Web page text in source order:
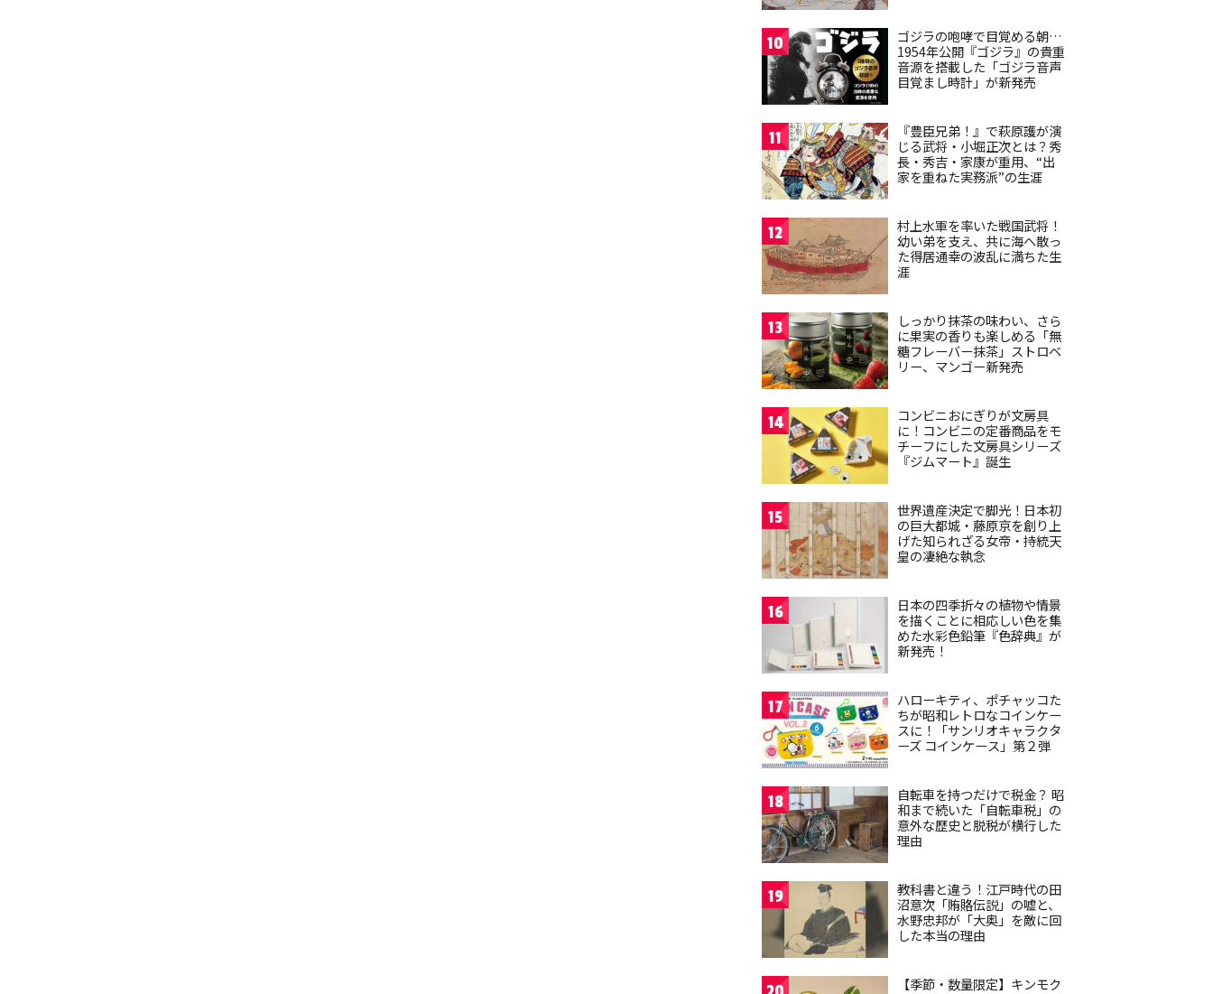
10
ゴジラの咆哮で目覚める朝…
1954年公開『ゴジラ』の貴重
音源を搭載した「ゴジラ音声
目覚まし時計」が新発売
11
『豊臣兄弟！』で萩原護が演
じる武将・小堀正次とは？秀
長・秀吉・家康が重用、“出
家を重ねた実務派”の生涯
12
村上水軍を率いた戦国武将！
幼い弟を支え、共に海へ散っ
た得居通幸の波乱に満ちた生
涯
13
しっかり抹茶の味わい、さら
に果実の香りも楽しめる「無
糖フレーバー抹茶」ストロベ
リー、マンゴー新発売
14
コンビニおにぎりが文房具
に！コンビニの定番商品をモ
チーフにした文房具シリーズ
『ジムマート』誕生
15
世界遺産決定で脚光！日本初
の巨大都城・藤原京を創り上
げた知られざる女帝・持統天
皇の凄絶な執念
16
日本の四季折々の植物や情景
を描くことに相応しい色を集
めた水彩色鉛筆『色辞典』が
新発売！
17
ハローキティ、ポチャッコた
ちが昭和レトロなコインケー
スに！「サンリオキャラクタ
ーズ コインケース」第２弾
18
自転車を持つだけで税金？ 昭
和まで続いた「自転車税」の
意外な歴史と脱税が横行した
理由
19
教科書と違う！江戸時代の田
沼意次「賄賂伝説」の嘘と、
水野忠邦が「大奥」を敵に回
した本当の理由
【季節・数量限定】キンモク